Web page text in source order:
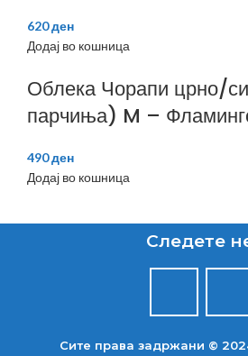
620ден
Додај во кошница
Облека Чорапи црно/
парчиња) M –
490ден
Додај во кошница
Следете
Сите права задржани ©